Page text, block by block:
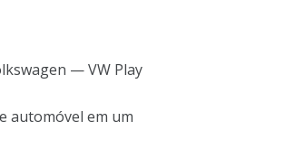
— VW Play
automóvel em um